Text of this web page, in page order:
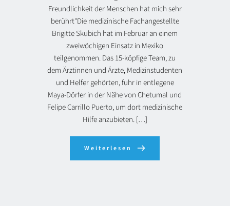
Freundlichkeit der Menschen hat mich sehr
berührt"Die medizinische Fachangestellte
Brigitte Skubich hat im Februar an einem
zweiwöchigen Einsatz in Mexiko
teilgenommen. Das 15-köpfige Team, zu
dem Ärztinnen und Ärzte, Medizinstudenten
und Helfer gehörten, fuhr in entlegene
Maya-Dörfer in der Nähe von Chetumal und
Felipe Carrillo Puerto, um dort medizinische
Hilfe anzubieten. […]
Weiterlesen